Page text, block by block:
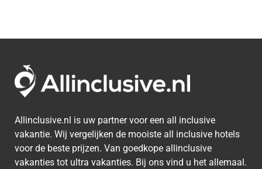
Allinclusive.nl is uw partner voor een all inclusive
vakantie. Wij vergelijken de mooiste all inclusive hotels
voor de beste prijzen. Van goedkope allinclusive
vakanties tot ultra vakanties. Bij ons vind u het allemaal.